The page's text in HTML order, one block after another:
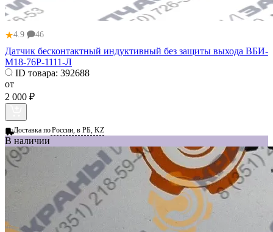
★4.9 46
Датчик бесконтактный индуктивный без защиты выхода ВБИ-
М18-76Р-1111-Л
ID товара: 392688
от
2 000 ₽
Доставка поРоссии, в РБ, KZ
В наличии